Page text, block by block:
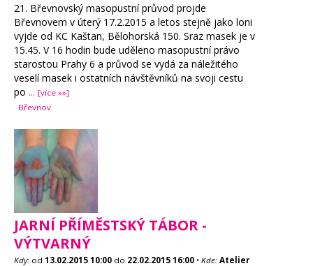
21. Břevnovský masopustní průvod projde
Břevnovem v úterý 17.2.2015 a letos stejně jako loni
vyjde od KC Kaštan, Bělohorská 150. Sraz masek je v
15.45. V 16 hodin bude uděleno masopustní právo
starostou Prahy 6 a průvod se vydá za náležitého
veselí masek i ostatních návštěvníků na svoji cestu
po ... [více »»]
Břevnov
JARNÍ PŘÍMĚSTSKÝ TÁBOR -
VÝTVARNÝ
Kdy: od 13.02.2015 10:00 do 22.02.2015 16:00 • Kde: Atelier